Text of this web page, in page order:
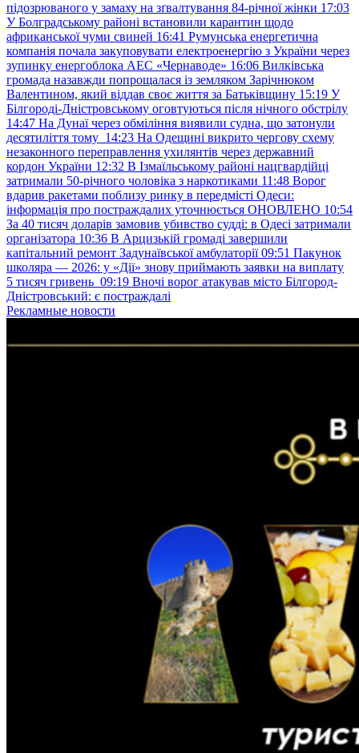
підозрюваного у замаху на зґвалтування 84-річної жінки 17:03
У Болградському районі встановили карантин щодо
африканської чуми свиней 16:41 Румунська енергетична
компанія почала закуповувати електроенергію з України через
зупинку енергоблока АЕС «Чернаводе» 16:06 Вилківська
громада назавжди попрощалася із земляком Зарічнюком
Валентином, який віддав своє життя за Батьківщину 15:19 У
Білгороді-Дністровському оговтуються після нічного обстрілу
14:47 На Дунаї через обміління виявили судна, що затонули
десятиліття тому 14:23 На Одещині викрито чергову схему
незаконного переправлення ухилянтів через державний
кордон України 12:32 В Ізмаїльському районі нацгвардійці
затримали 50-річного чоловіка з наркотиками 11:48 Ворог
вдарив ракетами поблизу ринку в передмісті Одеси:
інформація про постраждалих уточнюється ОНОВЛЕНО 10:54
За 40 тисяч доларів замовив убивство судді: в Одесі затримали
організатора 10:36 В Арцизькій громаді завершили
капітальний ремонт Задунаївської амбулаторії 09:51 Пакунок
школяра — 2026: у «Дії» знову приймають заявки на виплату
5 тисяч гривень 09:19 Вночі ворог атакував місто Білгород-
Дністровський: є постраждалі
Рекламные новости